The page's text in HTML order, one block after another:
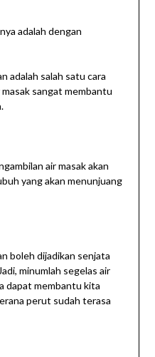
adalah dengan
adalah salah satu cara
sangat membantu
air masak akan
yang akan menunjuang
boleh dijadikan senjata
minumlah segelas air
dapat membantu kita
perut sudah terasa